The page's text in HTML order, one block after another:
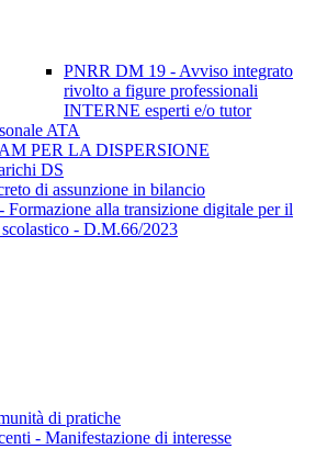
PNRR DM 19 - Avviso integrato
rivolto a figure professionali
INTERNE esperti e/o tutor
ATA
PER LA DISPERSIONE
DS
di assunzione in bilancio
Formazione alla transizione digitale per il
scolastico - D.M.66/2023
di pratiche
- Manifestazione di interesse